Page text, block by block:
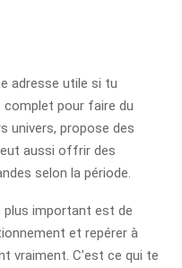
adresse utile si tu
complet pour faire du
univers, propose des
aussi offrir des
selon la période.
plus important est de
et repérer à
vraiment. C’est ce qui te